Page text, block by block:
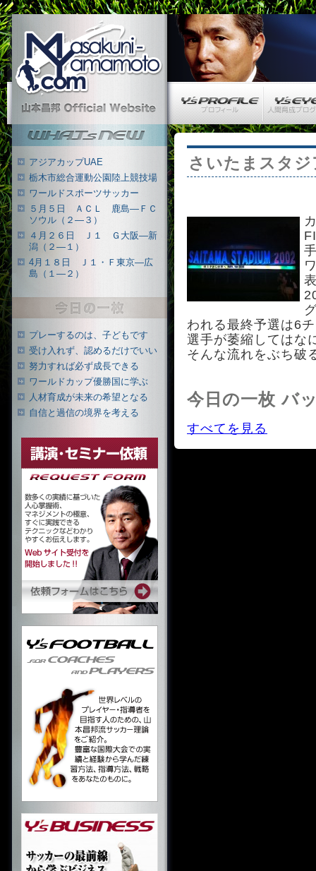
Masakuni-Yamamoto.com
山本昌邦 公式ウェブサイト
さいたまスタ
われる最終予選は6
選手が萎縮してはな
そんな流れをぶち破
今日の一枚 バ
すべてを見る
What's New
アジアカップUAE
栃木市総合運動公園陸上競技場
ワールドスポーツサッカー
５月５日 ＡＣＬ 鹿島―ＦＣ
ソウル（２―３）
４月２６日 Ｊ１ Ｇ大阪―新
潟（２―１）
4月１８日 Ｊ１・Ｆ東京―広
島（１―２）
プレーするのは、子どもです
受け入れず、認めるだけでいい
努力すれば必ず成長できる
ワールドカップ優勝国に学ぶ
人材育成が未来の希望となる
自信と過信の境界を考える